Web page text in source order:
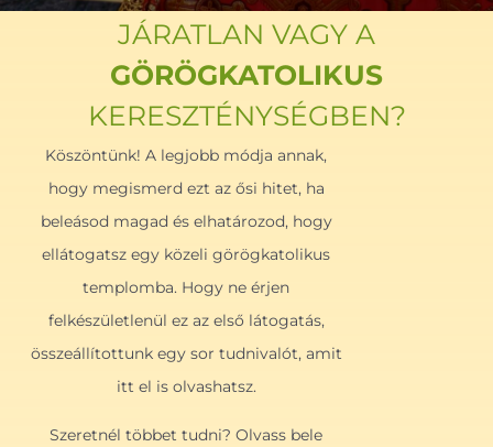
JÁRATLAN VAGY A
GÖRÖGKATOLIKUS
KERESZTÉNYSÉGBEN?
Köszöntünk! A legjobb módja annak,
hogy megismerd ezt az ősi hitet, ha
beleásod magad és elhatározod, hogy
ellátogatsz egy közeli görögkatolikus
templomba. Hogy ne érjen
felkészületlenül ez az első látogatás,
összeállítottunk egy sor tudnivalót, amit
itt el is olvashatsz.
Szeretnél többet tudni? Olvass bele